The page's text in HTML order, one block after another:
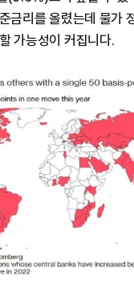
금리를 올렸는데 물가
가능성이 커집니다.